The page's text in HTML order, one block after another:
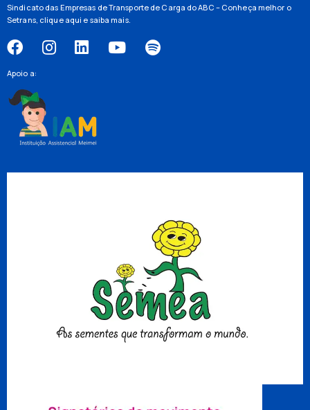
Sindicato das Empresas de Transporte de Carga do ABC – Conheça melhor o
Setrans, clique aqui e saiba mais.
Apoio a: